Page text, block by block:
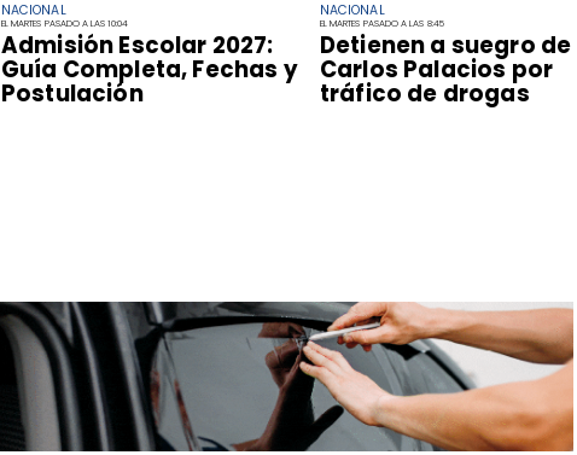
NACIONAL
EL MARTES PASADO A LAS 10:04
Admisión Escolar 2027:
Guía Completa, Fechas y
Postulación
NACIONAL
EL MARTES PASADO A LAS 8:45
Detienen a suegro de
Carlos Palacios por
tráfico de drogas